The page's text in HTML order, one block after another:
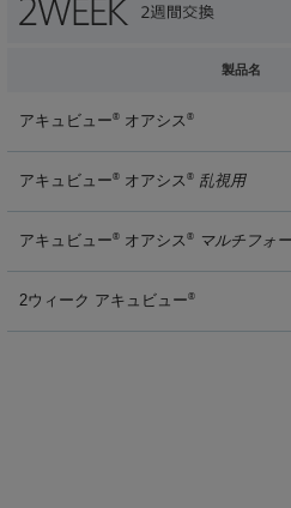
製品名
アキュビュー® オアシス ®
アキュビュー® オアシス ® 乱視用
アキュビュー® オアシス ® マルチフォ
2ウィーク アキュビュー®